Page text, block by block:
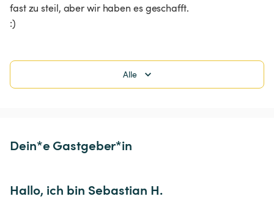
fast zu steil, aber wir haben es geschafft.
:)
Alle
Dein*e Gastgeber*in
Hallo, ich bin Sebastian H.